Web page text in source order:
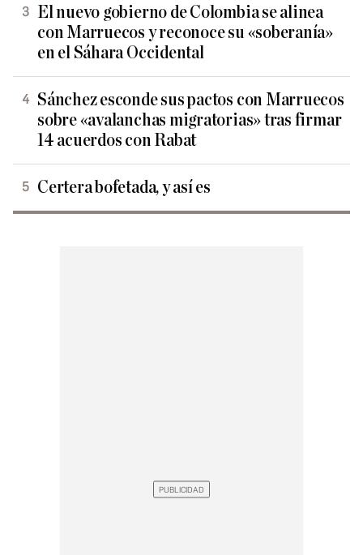
El nuevo gobierno de Colombia se alinea
con Marruecos y reconoce su «soberanía»
en el Sáhara Occidental
Sánchez esconde sus pactos con Marruecos
sobre «avalanchas migratorias» tras firmar
14 acuerdos con Rabat
Certera bofetada, y así es